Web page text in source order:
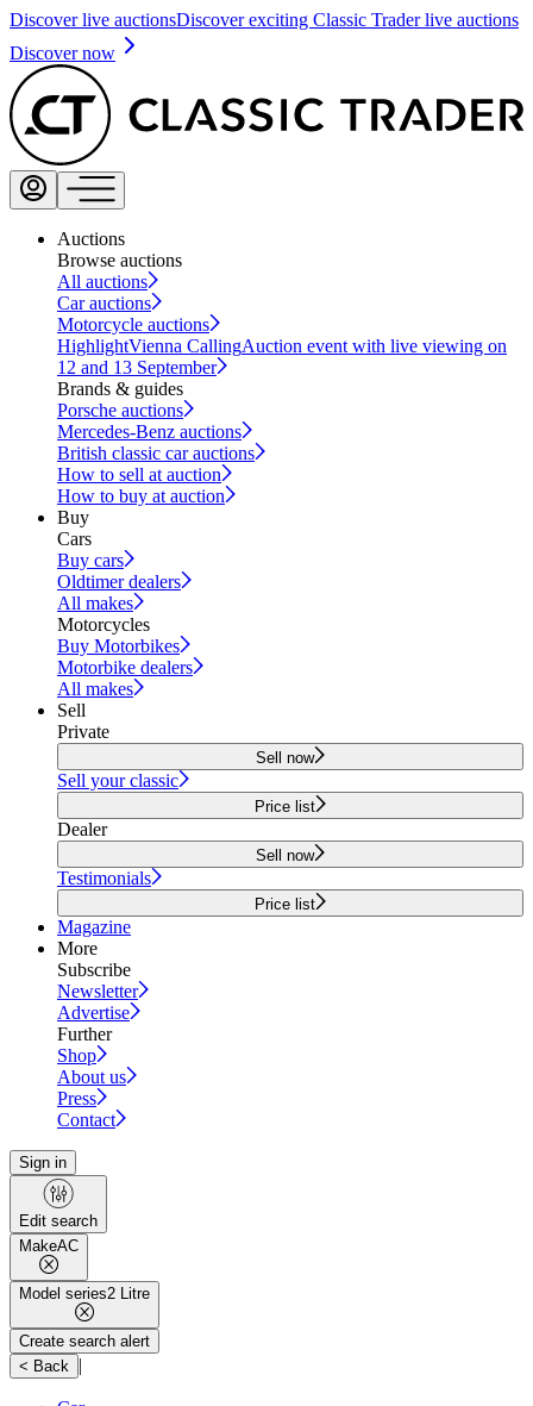
Discover live auctionsDiscover exciting Classic Trader live auctions
Discover now
Auctions
Browse auctions
All auctions
Car auctions
Motorcycle auctions
HighlightVienna CallingAuction event with live viewing on
12 and 13 September
Brands & guides
Porsche auctions
Mercedes-Benz auctions
British classic car auctions
How to sell at auction
How to buy at auction
Buy
Cars
Buy cars
Oldtimer dealers
All makes
Motorcycles
Buy Motorbikes
Motorbike dealers
All makes
Sell
Private
Sell now
Sell your classic
Price list
Dealer
Sell now
Testimonials
Price list
Magazine
More
Subscribe
Newsletter
Advertise
Further
Shop
About us
Press
Contact
Sign in
Edit search
MakeAC
Model series2 Litre
Create search alert
< Back |